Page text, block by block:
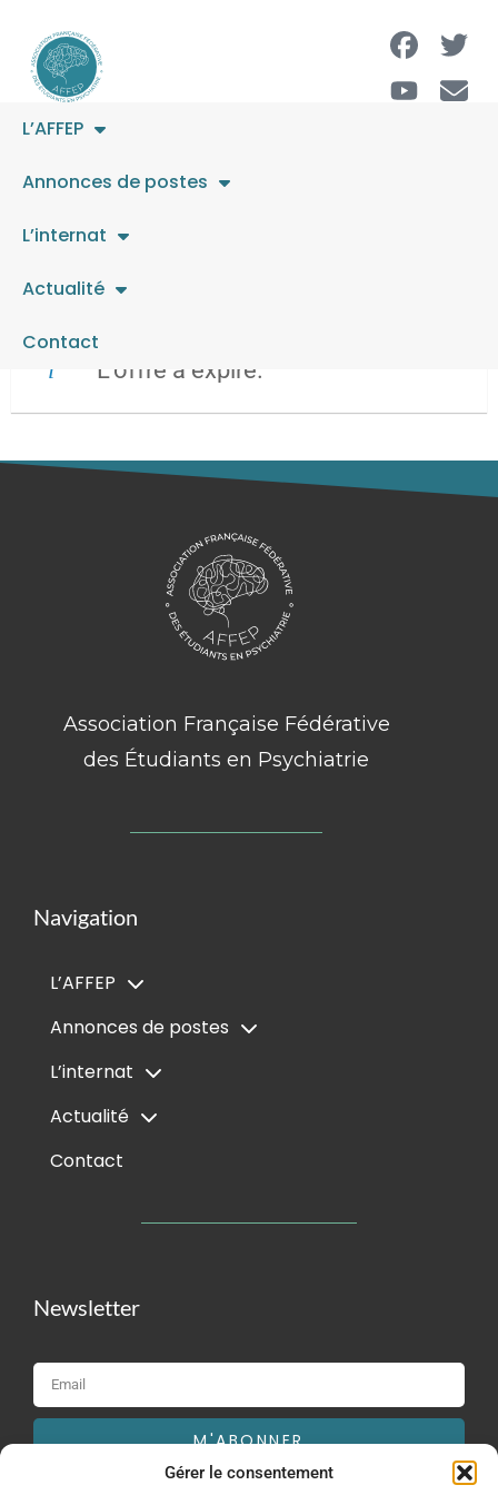
Gérer le consentement
L’AFFEP
Annonces de postes
L’internat
Actualité
Contact
Médecin-chef·fe de
service ambulatoire
adulte 80-100%
L’offre a expiré.
Association Française Fédérative
des Étudiants en Psychiatrie
Navigation
L’AFFEP
Annonces de postes
L’internat
Actualité
Contact
Newsletter
M'ABONNER